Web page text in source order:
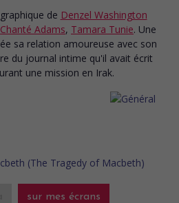
de Denzel Washington
Chanté Adams, Tamara Tunie. Une
sa relation amoureuse avec son
du journal intime qu'il avait écrit
une mission en Irak.
sur mes écrans